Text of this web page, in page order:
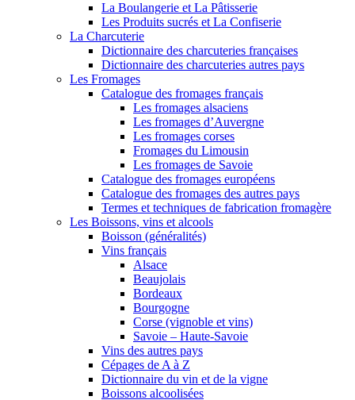
La Boulangerie et La Pâtisserie
Les Produits sucrés et La Confiserie
La Charcuterie
Dictionnaire des charcuteries françaises
Dictionnaire des charcuteries autres pays
Les Fromages
Catalogue des fromages français
Les fromages alsaciens
Les fromages d’Auvergne
Les fromages corses
Fromages du Limousin
Les fromages de Savoie
Catalogue des fromages européens
Catalogue des fromages des autres pays
Termes et techniques de fabrication fromagère
Les Boissons, vins et alcools
Boisson (généralités)
Vins français
Alsace
Beaujolais
Bordeaux
Bourgogne
Corse (vignoble et vins)
Savoie – Haute-Savoie
Vins des autres pays
Cépages de A à Z
Dictionnaire du vin et de la vigne
Boissons alcoolisées